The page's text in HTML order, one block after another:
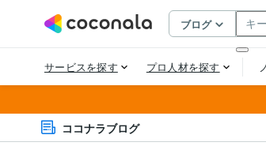
ココナラブログ